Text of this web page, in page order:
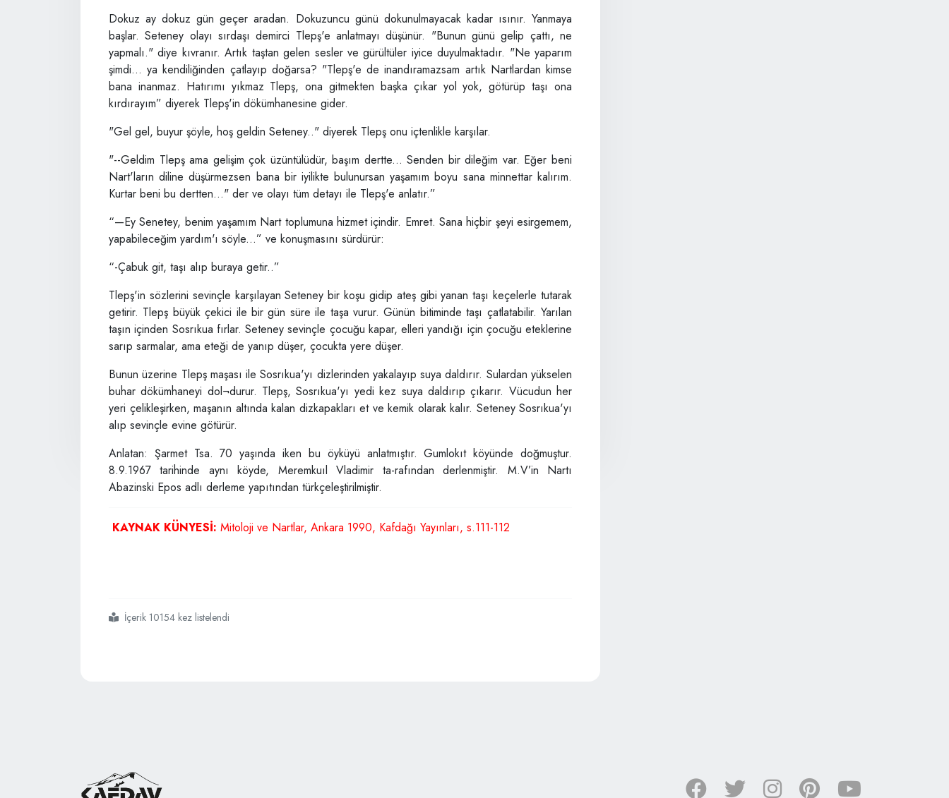
Dokuz ay dokuz gün geçer aradan. Dokuzuncu günü dokunulmayacak kadar ısınır. Yanmaya
başlar. Seteney olayı sırdaşı demirci Tlepş'e anlatmayı düşünür. "Bunun günü gelip çattı, ne
yapmalı." diye kıvranır. Artık taştan gelen sesler ve gürültüler iyice duyulmaktadır. "Ne yaparım
şimdi... ya kendiliğinden çatlayıp doğarsa? "Tlepş'e de inandıramazsam artık Nartlardan kimse
bana inanmaz. Hatırımı yıkmaz Tlepş, ona gitmekten başka çıkar yol yok, götürüp taşı ona
kırdırayım” diyerek Tlepş'in dökümhanesine gider.
"Gel gel, buyur şöyle, hoş geldin Seteney.." diyerek Tlepş onu içtenlikle karşılar.
"--Geldim Tlepş ama gelişim çok üzüntülüdür, başım dertte... Senden bir dileğim var. Eğer beni
Nart'ların diline düşürmezsen bana bir iyilikte bulunursan yaşamım boyu sana minnettar kalırım.
Kurtar beni bu dertten..." der ve olayı tüm detayı ile Tlepş'e anlatır.”
“—Ey Senetey, benim yaşamım Nart toplumuna hizmet içindir. Emret. Sana hiçbir şeyi esirgemem,
yapabileceğim yardım'ı söyle...” ve konuşmasını sürdürür:
“-Çabuk git, taşı alıp buraya getir..”
Tlepş'in sözlerini sevinçle karşılayan Seteney bir koşu gidip ateş gibi yanan taşı keçelerle tutarak
getirir. Tlepş büyük çekici ile bir gün süre ile taşa vurur. Günün bitiminde taşı çatlatabilir. Yarılan
taşın içinden Sosrıkua fırlar. Seteney sevinçle çocuğu kapar, elleri yandığı için çocuğu eteklerine
sarıp sarmalar, ama eteği de yanıp düşer, çocukta yere düşer.
Bunun üzerine Tlepş maşası ile Sosrıkua'yı dizlerinden yakalayıp suya daldırır. Sulardan yükselen
buhar dökümhaneyi dol¬durur. Tlepş, Sosrıkua'yı yedi kez suya daldırıp çıkarır. Vücudun her
yeri çelikleşirken, maşanın altında kalan dizkapakları et ve kemik olarak kalır. Seteney Sosrıkua'yı
alıp sevinçle evine götürür.
Anlatan: Şarmet Tsa. 70 yaşında iken bu öyküyü anlatmıştır. Gumlokıt köyünde doğmuştur.
8.9.1967 tarihinde aynı köyde, Meremkuıl Vladimir ta-rafından derlenmiştir. M.V’in Nartı
Abazinski Epos adlı derleme yapıtından türkçeleştirilmiştir.
KAYNAK KÜNYESİ: Mitoloji ve Nartlar, Ankara 1990, Kafdağı Yayınları, s.111-112
#sosrıkuanın
#doğuşuİçerik 10154 kez listelendi